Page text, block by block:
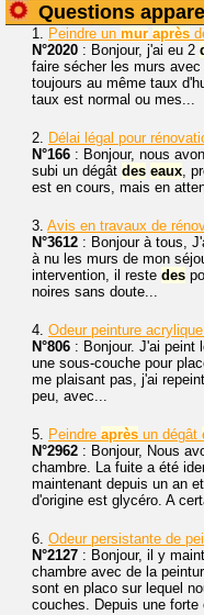
Questions
1. Peindre un mur après
N°2020 : Bonjour, j'ai eu 2
faire sécher les murs
toujours au même taux
taux est normal ou mes...
2. Délai légal pour
N°166 : Bonjour, nous
subi un dégât des eaux,
est en cours, mais en
3. Avis en travaux de
N°3612 : Bonjour à tous,
à nu les murs de mon
intervention, il reste des
noires sans doute...
4. Odeur peinture
N°806 : Bonjour. J'ai
une sous-couche pour
me plaisant pas, j'ai
peu, avec...
5. Peindre après un dégât
N°2962 : Bonjour, Nous
chambre. La fuite a été
maintenant depuis un an
d'origine est glycéro. A
6. Odeur persistante de
N°2127 : Bonjour, il y
chambre avec de la
sont en placo sur lequel
couches. Depuis une forte